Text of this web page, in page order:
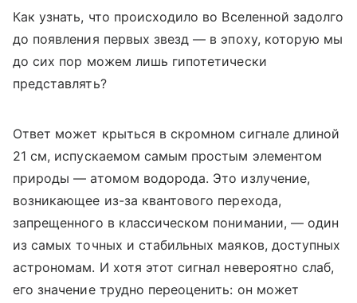
Как узнать, что происходило во Вселенной задолго
до появления первых звезд — в эпоху, которую мы
до сих пор можем лишь гипотетически
представлять?
Ответ может крыться в скромном сигнале длиной
21 см, испускаемом самым простым элементом
природы — атомом водорода. Это излучение,
возникающее из-за квантового перехода,
запрещенного в классическом понимании, — один
из самых точных и стабильных маяков, доступных
астрономам. И хотя этот сигнал невероятно слаб,
его значение трудно переоценить: он может